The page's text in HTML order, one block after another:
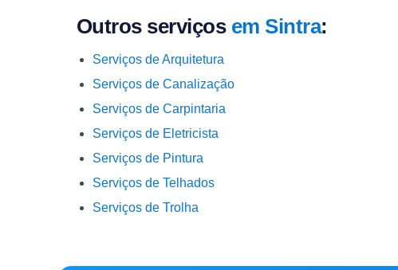
Outros serviços em Sintra:
Serviços de Arquitetura
Serviços de Canalização
Serviços de Carpintaria
Serviços de Eletricista
Serviços de Pintura
Serviços de Telhados
Serviços de Trolha